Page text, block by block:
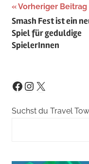
Vorheriger Beitrag
Smash Fest ist ein
Spiel für geduldige
SpielerInnen
Facebook
Instagram
X
Suchst du Travel